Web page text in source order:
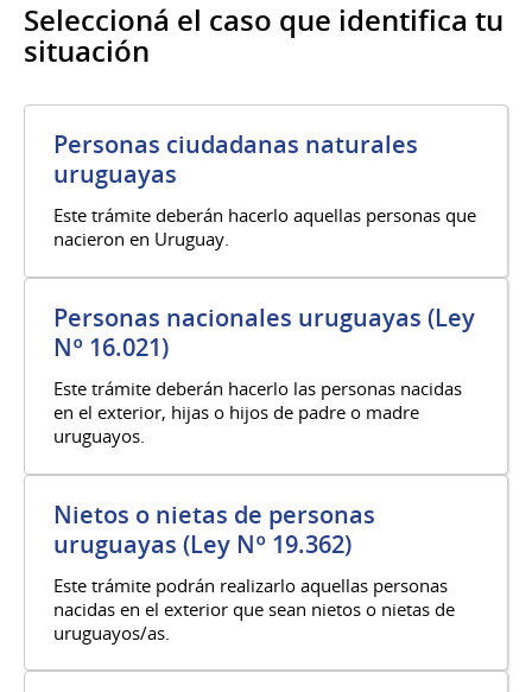
Seleccioná el caso que identifica tu
situación
Personas ciudadanas naturales
uruguayas
Este trámite deberán hacerlo aquellas personas que
nacieron en Uruguay.
Personas nacionales uruguayas (Ley
Nº 16.021)
Este trámite deberán hacerlo las personas nacidas
en el exterior, hijas o hijos de padre o madre
uruguayos.
Nietos o nietas de personas
uruguayas (Ley Nº 19.362)
Este trámite podrán realizarlo aquellas personas
nacidas en el exterior que sean nietos o nietas de
uruguayos/as.